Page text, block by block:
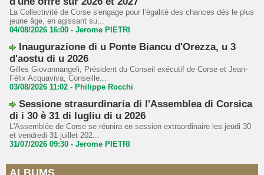
La Collectivité de Corse s'engage pour l’égalité des chances dès le plus
jeune âge, en agissant su...
04/08/2026 16:00 - Jerome PIETRI
Inaugurazione di u Ponte Biancu d'Orezza, u 3
d'aostu di u 2026
Gilles Giovannangeli, Président du Conseil exécutif de Corse et Jean-
Félix Acquaviva, Conseille...
03/08/2026 11:02 - Philippe Rocchi
Sessione strasurdinaria di l'Assemblea di Corsica
di i 30 è 31 di lugliu di u 2026
L'Assemblée de Corse se réunira en session extraordinaire les jeudi 30
et vendredi 31 juillet 202...
31/07/2026 09:30 - Jerome PIETRI